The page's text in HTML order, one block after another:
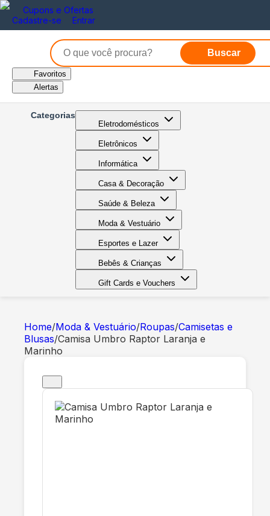
Cupons e Ofertas
Cadastre-se
Entrar
Buscar
Favoritos
Alertas
Categorias
Eletrodomésticos
Eletrônicos
Informática
Casa & Decoração
Saúde & Beleza
Moda & Vestuário
Esportes e Lazer
Bebês & Crianças
Gift Cards e Vouchers
Home/Moda & Vestuário/Roupas/Camisetas e
Blusas/Camisa Umbro Raptor Laranja e
Marinho